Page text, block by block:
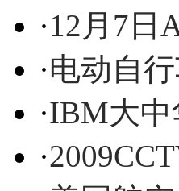
·12月7日
·电动自
·IBM大中
·